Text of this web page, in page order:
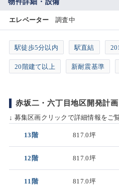
物件詳細・設備
エレベーター 調査中
駅徒歩5分以内 駅直結
20階建て以上 新耐震基準
赤坂二・六丁目地区開発計
↓ 募集区画クリックで詳細情報をご
13階 817.0坪
12階 817.0坪
11階 817.0坪